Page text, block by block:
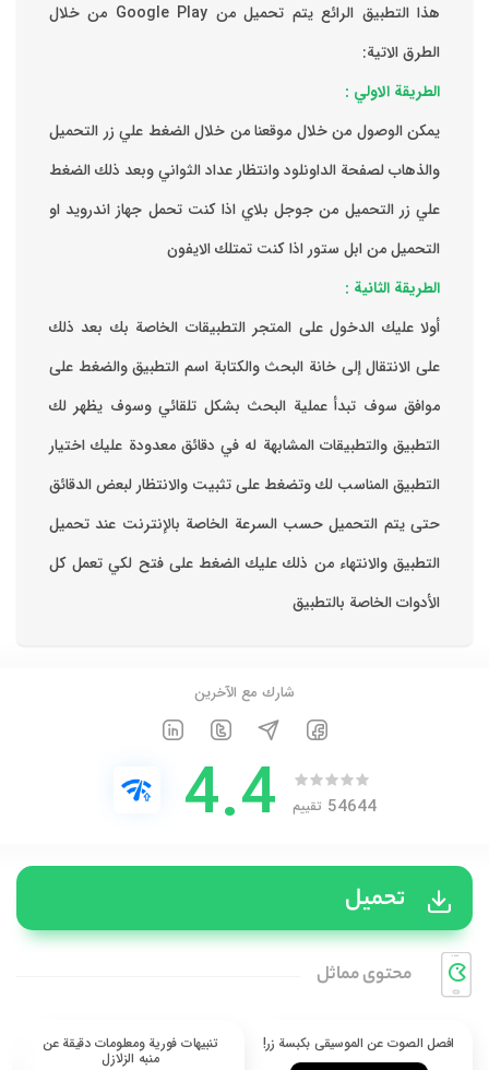
هذا التطبيق الرائع يتم تحميل من Google Play من خلال
الطرق الاتية:
الطريقة الاولي :
يمكن الوصول من خلال موقعنا من خلال الضغط علي زر التحميل
والذهاب لصفحة الداونلود وانتظار عداد الثواني وبعد ذلك الضغط
علي زر التحميل من جوجل بلاي اذا كنت تحمل جهاز اندرويد او
التحميل من ابل ستور اذا كنت تمتلك الايفون
الطريقة الثانية :
‏أولا عليك الدخول على المتجر التطبيقات الخاصة بك ‏بعد ذلك
على الانتقال إلى خانة البحث والكتابة اسم التطبيق والضغط على
موافق ‏سوف تبدأ عملية البحث بشكل تلقائي وسوف يظهر لك
التطبيق والتطبيقات المشابهة له في دقائق معدودة ‏عليك اختيار
التطبيق المناسب لك وتضغط على تثبيت والانتظار لبعض الدقائق
حتى يتم التحميل حسب السرعة الخاصة بالإنترنت ‏عند تحميل
التطبيق والانتهاء من ذلك عليك الضغط على فتح لكي تعمل كل
الأدوات الخاصة بالتطبيق
شارك مع الآخرين
54644 تقييم 4.4
تحميل
محتوی مماثل
افصل الصوت عن الموسيقى بكبسة زر! تنبيهات فورية ومعلومات دقيقة عن
منبه الزلازل